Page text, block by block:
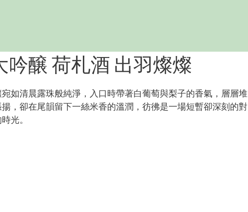
吟醸 荷札酒 出羽燦燦
宛如清晨露珠般純淨，入口時帶著白葡萄與梨子的香氣，層層堆
，卻在尾韻留下一絲米香的溫潤，彷彿是一場短暫卻深刻的對
光。